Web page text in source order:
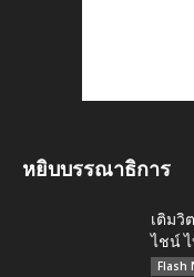
หยิบบรรณาธิการ
เติมวิ
ไชน์ ไ
Flash